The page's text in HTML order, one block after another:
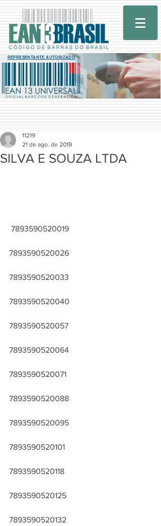
REPRESENTANTE AUTORIZADO
SILVA E SOUZA LTDA
11219
21 de ago. de 2019
7893590520019
7893590520026
7893590520033
7893590520040
7893590520057
7893590520064
7893590520071
7893590520088
7893590520095
7893590520101
7893590520118
7893590520125
7893590520132